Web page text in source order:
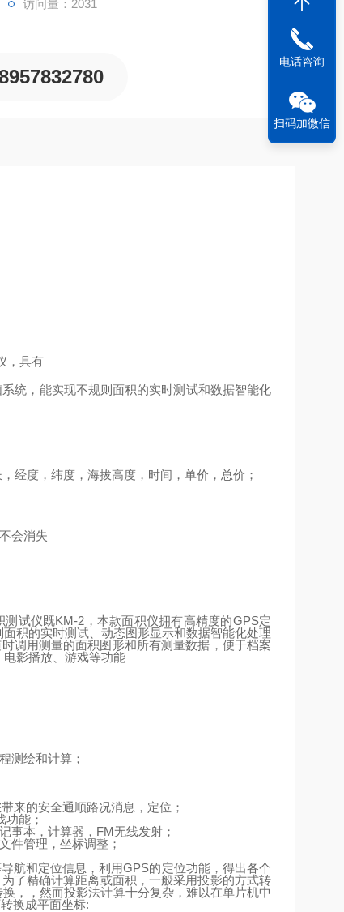
访问量：2031
，具有
统，能实现不规则面积的实时测试和数据智能化
经度，纬度，海拔高度，时间，单价，总价；
会消失
测试仪既KM-2 ，本款面积仪拥有高精度的GPS定
积的实时测试、动态图形显示和数据智能化处理
调用测量的面积图形和所有测量数据，便于档案
影播放、游戏等功能
测绘和计算；
来的安全通顺路况消息，定位；
功能；
事本，计算器， FM无线发射；
件管理，坐标调整；
航和定位信息，利用GPS的定位功能，得出各个
了精确计算距离或面积，一般采用投影的方式转
，，然而投影法计算十分复杂，难以在单片机中
转换成平面坐标:
电话咨询
扫码加微信